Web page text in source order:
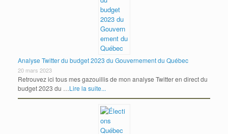
Analyse Twitter du budget 2023 du Gouvernement du Québec
20 mars 2023
Retrouvez ici tous mes gazouillis de mon analyse Twitter en direct du
budget 2023 du …Lire la suite...